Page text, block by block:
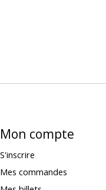
Mon compte
S'inscrire
Mes commandes